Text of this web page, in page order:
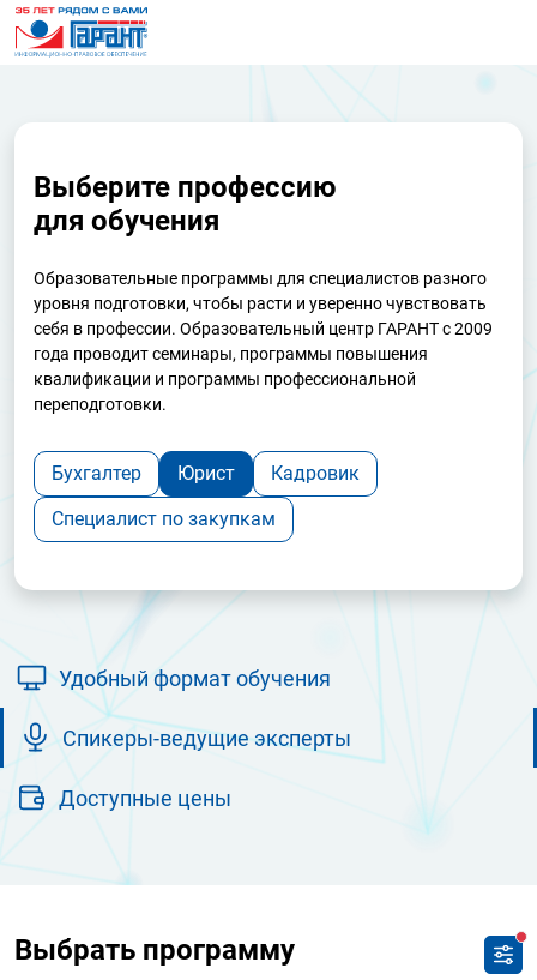
Выберите профессию
для обучения
Образовательные программы для специалистов разного
уровня подготовки, чтобы расти и уверенно чувствовать
себя в профессии. Образовательный центр ГАРАНТ с 2009
года проводит семинары, программы повышения
квалификации и программы профессиональной
переподготовки.
Бухгалтер Юрист
Кадровик
Специалист по закупкам
Удобный формат обучения
Спикеры-ведущие эксперты
Доступные цены
Выбрать программу